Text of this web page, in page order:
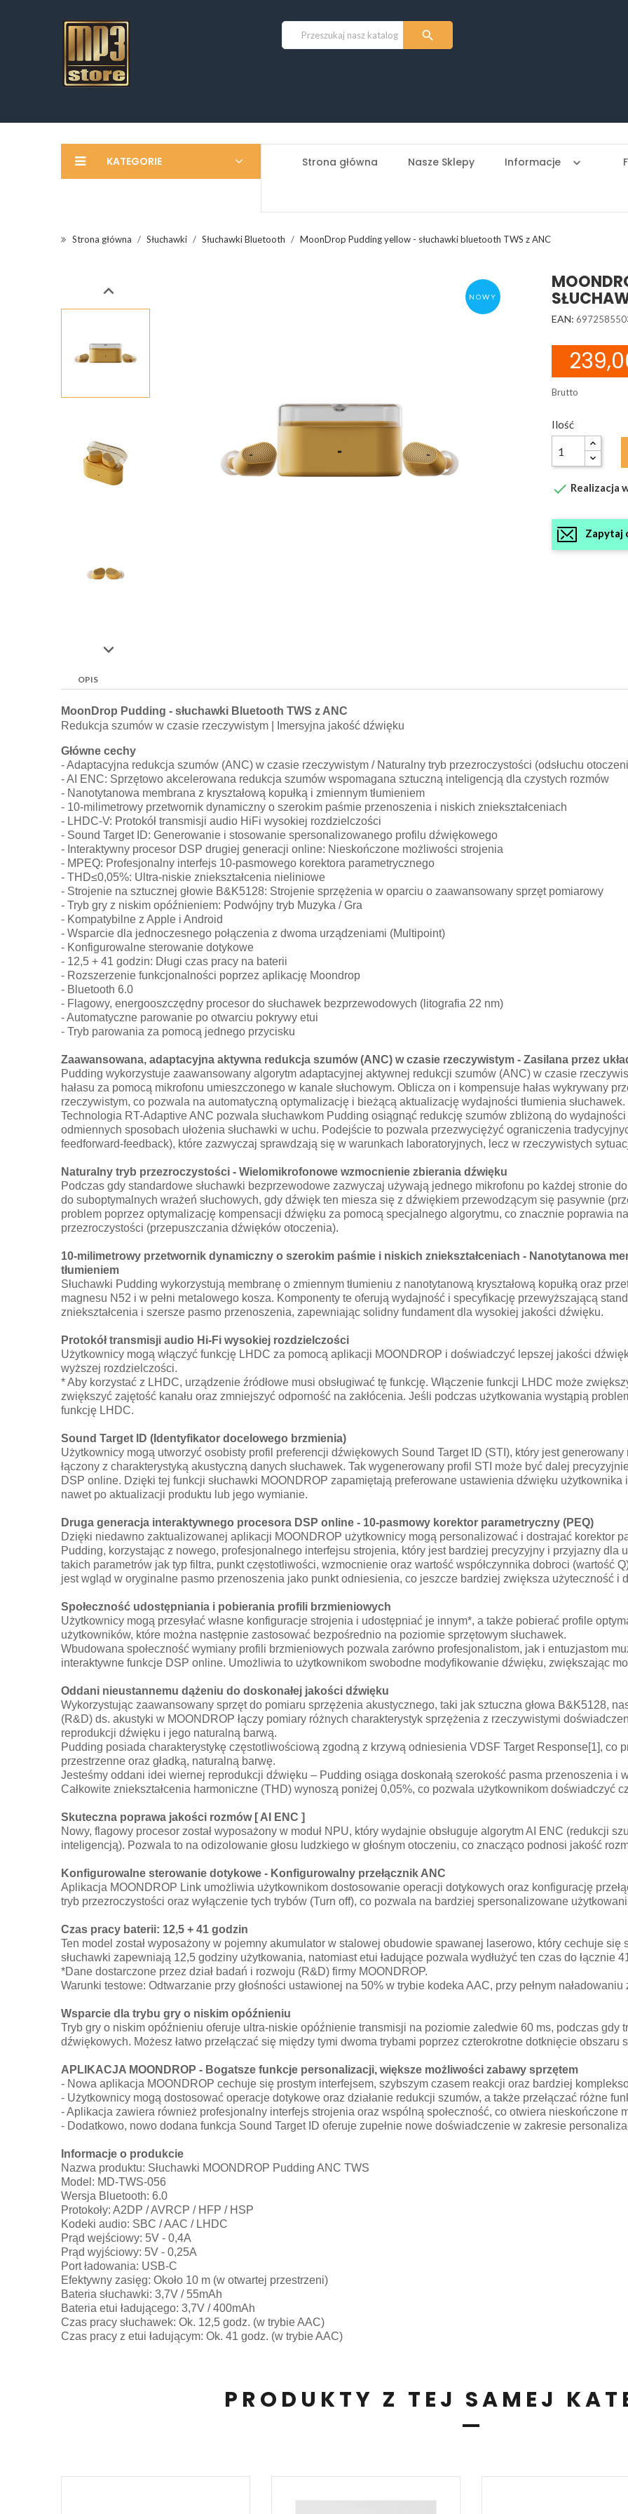

KATEGORIE Strona główna Nasze Sklepy Informacje keyboard_arrow_down
Strona główna Słuchawki Słuchawki Bluetooth MoonDrop Pudding yellow - słuchawki bluetooth TWS z ANC


NOWY
EAN:
Brutto
Ilość
 Realizacja
Zapytaj
OPIS
MoonDrop Pudding - słuchawki Bluetooth TWS z ANC
Redukcja szumów w czasie rzeczywistym | Imersyjna jakość dźwięku
Główne cechy
- Adaptacyjna redukcja szumów (ANC) w czasie rzeczywistym / Naturalny tryb przezroczystości (odsłuchu
- AI ENC: Sprzętowo akcelerowana redukcja szumów wspomagana sztuczną inteligencją dla czystych rozmów
- Nanotytanowa membrana z kryształową kopułką i zmiennym tłumieniem
- 10-milimetrowy przetwornik dynamiczny o szerokim paśmie przenoszenia i niskich zniekształceniach
- LHDC-V: Protokół transmisji audio HiFi wysokiej rozdzielczości
- Sound Target ID: Generowanie i stosowanie spersonalizowanego profilu dźwiękowego
- Interaktywny procesor DSP drugiej generacji online: Nieskończone możliwości strojenia
- MPEQ: Profesjonalny interfejs 10-pasmowego korektora parametrycznego
- THD≤0,05%: Ultra-niskie zniekształcenia nieliniowe
- Strojenie na sztucznej głowie B&K5128: Strojenie sprzężenia w oparciu o zaawansowany sprzęt pomiarowy
- Tryb gry z niskim opóźnieniem: Podwójny tryb Muzyka / Gra
- Kompatybilne z Apple i Android
- Wsparcie dla jednoczesnego połączenia z dwoma urządzeniami (Multipoint)
- Konfigurowalne sterowanie dotykowe
- 12,5 + 41 godzin: Długi czas pracy na baterii
- Rozszerzenie funkcjonalności poprzez aplikację Moondrop
- Bluetooth 6.0
- Flagowy, energooszczędny procesor do słuchawek bezprzewodowych (litografia 22 nm)
- Automatyczne parowanie po otwarciu pokrywy etui
- Tryb parowania za pomocą jednego przycisku
Zaawansowana, adaptacyjna aktywna redukcja szumów (ANC) w czasie rzeczywistym - Zasilana przez
Pudding wykorzystuje zaawansowany algorytm adaptacyjnej aktywnej redukcji szumów (ANC) w czasie
hałasu za pomocą mikrofonu umieszczonego w kanale słuchowym. Oblicza on i kompensuje hałas wykrywany
rzeczywistym, co pozwala na automatyczną optymalizację i bieżącą aktualizację wydajności tłumienia słuchawek.
Technologia RT-Adaptive ANC pozwala słuchawkom Pudding osiągnąć redukcję szumów zbliżoną do
odmiennych sposobach ułożenia słuchawki w uchu. Podejście to pozwala przezwyciężyć ograniczenia
feedforward-feedback), które zazwyczaj sprawdzają się w warunkach laboratoryjnych, lecz w rzeczywistych
Naturalny tryb przezroczystości - Wielomikrofonowe wzmocnienie zbierania dźwięku
Podczas gdy standardowe słuchawki bezprzewodowe zazwyczaj używają jednego mikrofonu po każdej stronie
do suboptymalnych wrażeń słuchowych, gdy dźwięk ten miesza się z dźwiękiem przewodzącym się pasywnie
problem poprzez optymalizację kompensacji dźwięku za pomocą specjalnego algorytmu, co znacznie poprawia
przezroczystości (przepuszczania dźwięków otoczenia).
10-milimetrowy przetwornik dynamiczny o szerokim paśmie i niskich zniekształceniach - Nanotytanowa
tłumieniem
Słuchawki Pudding wykorzystują membranę o zmiennym tłumieniu z nanotytanową kryształową kopułką oraz
magnesu N52 i w pełni metalowego kosza. Komponenty te oferują wydajność i specyfikację przewyższającą
zniekształcenia i szersze pasmo przenoszenia, zapewniając solidny fundament dla wysokiej jakości dźwięku.
Protokół transmisji audio Hi-Fi wysokiej rozdzielczości
Użytkownicy mogą włączyć funkcję LHDC za pomocą aplikacji MOONDROP i doświadczyć lepszej jakości
wyższej rozdzielczości.
* Aby korzystać z LHDC, urządzenie źródłowe musi obsługiwać tę funkcję. Włączenie funkcji LHDC może
zwiększyć zajętość kanału oraz zmniejszyć odporność na zakłócenia. Jeśli podczas użytkowania wystąpią
funkcję LHDC.
Sound Target ID (Identyfikator docelowego brzmienia)
Użytkownicy mogą utworzyć osobisty profil preferencji dźwiękowych Sound Target ID (STI), który jest
łączony z charakterystyką akustyczną danych słuchawek. Tak wygenerowany profil STI może być dalej
DSP online. Dzięki tej funkcji słuchawki MOONDROP zapamiętają preferowane ustawienia dźwięku
nawet po aktualizacji produktu lub jego wymianie.
Druga generacja interaktywnego procesora DSP online - 10-pasmowy korektor parametryczny (PEQ)
Dzięki niedawno zaktualizowanej aplikacji MOONDROP użytkownicy mogą personalizować i dostrajać korektor
Pudding, korzystając z nowego, profesjonalnego interfejsu strojenia, który jest bardziej precyzyjny i przyjazny dla
takich parametrów jak typ filtra, punkt częstotliwości, wzmocnienie oraz wartość współczynnika dobroci (wartość
jest wgląd w oryginalne pasmo przenoszenia jako punkt odniesienia, co jeszcze bardziej zwiększa użyteczność i
Społeczność udostępniania i pobierania profili brzmieniowych
Użytkownicy mogą przesyłać własne konfiguracje strojenia i udostępniać je innym*, a także pobierać profile
użytkowników, które można następnie zastosować bezpośrednio na poziomie sprzętowym słuchawek.
Wbudowana społeczność wymiany profili brzmieniowych pozwala zarówno profesjonalistom, jak i entuzjastom
interaktywne funkcje DSP online. Umożliwia to użytkownikom swobodne modyfikowanie dźwięku, zwiększając
Oddani nieustannemu dążeniu do doskonałej jakości dźwięku
Wykorzystując zaawansowany sprzęt do pomiaru sprzężenia akustycznego, taki jak sztuczna głowa B&K5128,
(R&D) ds. akustyki w MOONDROP łączy pomiary różnych charakterystyk sprzężenia z rzeczywistymi
reprodukcji dźwięku i jego naturalną barwą.
Pudding posiada charakterystykę częstotliwościową zgodną z krzywą odniesienia VDSF Target Response[1], co
przestrzenne oraz gładką, naturalną barwę.
Jesteśmy oddani idei wiernej reprodukcji dźwięku – Pudding osiąga doskonałą szerokość pasma przenoszenia i
Całkowite zniekształcenia harmoniczne (THD) wynoszą poniżej 0,05%, co pozwala użytkownikom doświadczyć
Skuteczna poprawa jakości rozmów [ AI ENC ]
Nowy, flagowy procesor został wyposażony w moduł NPU, który wydajnie obsługuje algorytm AI ENC (redukcji
inteligencją). Pozwala to na odizolowanie głosu ludzkiego w głośnym otoczeniu, co znacząco podnosi jakość
Konfigurowalne sterowanie dotykowe - Konfigurowalny przełącznik ANC
Aplikacja MOONDROP Link umożliwia użytkownikom dostosowanie operacji dotykowych oraz konfigurację
tryb przezroczystości oraz wyłączenie tych trybów (Turn off), co pozwala na bardziej spersonalizowane
Czas pracy baterii: 12,5 + 41 godzin
Ten model został wyposażony w pojemny akumulator w stalowej obudowie spawanej laserowo, który cechuje się
słuchawki zapewniają 12,5 godziny użytkowania, natomiast etui ładujące pozwala wydłużyć ten czas do łącznie
*Dane dostarczone przez dział badań i rozwoju (R&D) firmy MOONDROP.
Warunki testowe: Odtwarzanie przy głośności ustawionej na 50% w trybie kodeka AAC, przy pełnym
Wsparcie dla trybu gry o niskim opóźnieniu
Tryb gry o niskim opóźnieniu oferuje ultra-niskie opóźnienie transmisji na poziomie zaledwie 60 ms, podczas gdy
dźwiękowych. Możesz łatwo przełączać się między tymi dwoma trybami poprzez czterokrotne dotknięcie obszaru
APLIKACJA MOONDROP - Bogatsze funkcje personalizacji, większe możliwości zabawy sprzętem
- Nowa aplikacja MOONDROP cechuje się prostym interfejsem, szybszym czasem reakcji oraz bardziej
- Użytkownicy mogą dostosować operacje dotykowe oraz działanie redukcji szumów, a także przełączać różne
- Aplikacja zawiera również profesjonalny interfejs strojenia oraz wspólną społeczność, co otwiera nieskończone
- Dodatkowo, nowo dodana funkcja Sound Target ID oferuje zupełnie nowe doświadczenie w zakresie
Informacje o produkcie
Nazwa produktu: Słuchawki MOONDROP Pudding ANC TWS
Model: MD-TWS-056
Wersja Bluetooth: 6.0
Protokoły: A2DP / AVRCP / HFP / HSP
Kodeki audio: SBC / AAC / LHDC
Prąd wejściowy: 5V - 0,4A
Prąd wyjściowy: 5V - 0,25A
Port ładowania: USB-C
Efektywny zasięg: Około 10 m (w otwartej przestrzeni)
Bateria słuchawki: 3,7V / 55mAh
Bateria etui ładującego: 3,7V / 400mAh
Czas pracy słuchawek: Ok. 12,5 godz. (w trybie AAC)
Czas pracy z etui ładującym: Ok. 41 godz. (w trybie AAC)
PRODUKTY Z TEJ SAMEJ